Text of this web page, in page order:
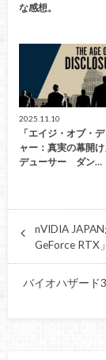
な感想。
2025.11.10
「エイジ・オブ・
ャー：真実の幕開
デューサー ダン…
nVIDIA
GeForce RTX
バイオハザード